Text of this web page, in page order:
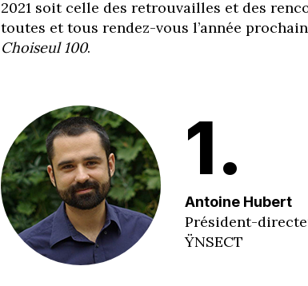
2021 soit celle des retrouvailles et des
toutes et tous rendez-vous l’année
Choiseul 100.
1.
Antoine Hubert
Président-
ŸNSECT